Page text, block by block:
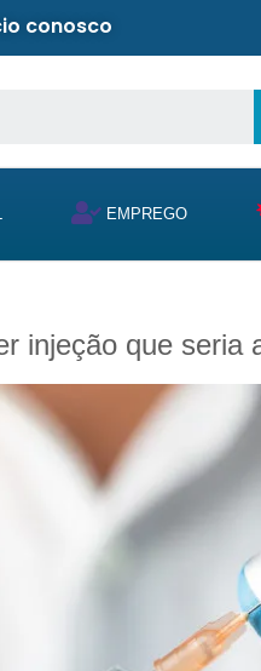
conosco
EMPREGO
injeção que seria